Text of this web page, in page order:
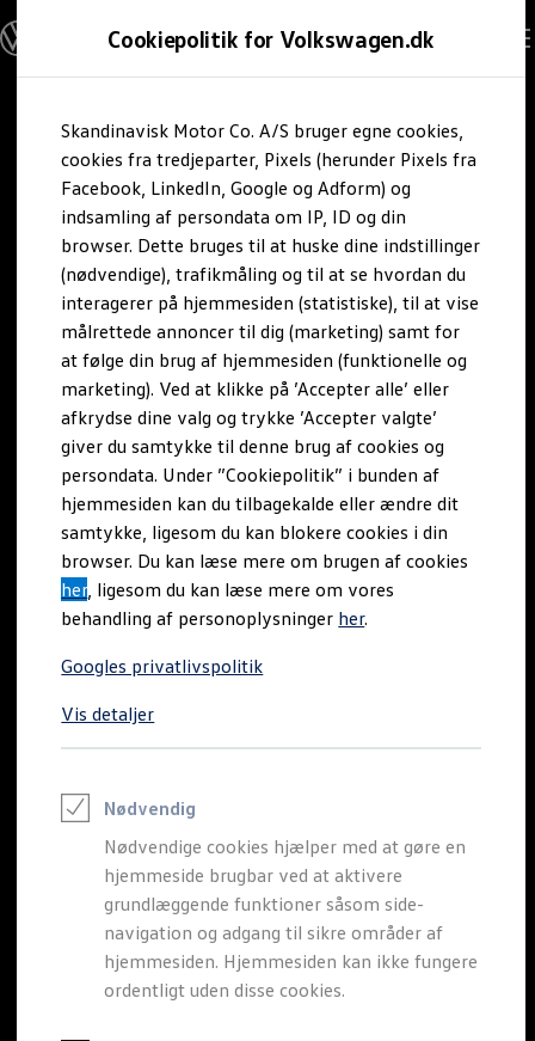
Cookiepolitik for Volkswagen.dk
Skandinavisk Motor Co. A/S bruger egne cookies,
cookies fra tredjeparter, Pixels (herunder Pixels fra
Facebook, LinkedIn, Google og Adform) og
indsamling af persondata om IP, ID og din
browser. Dette bruges til at huske dine indstillinger
(nødvendige), trafikmåling og til at se hvordan du
interagerer på hjemmesiden (statistiske), til at vise
målrettede annoncer til dig (marketing) samt for
at følge din brug af hjemmesiden (funktionelle og
marketing). Ved at klikke på ’Accepter alle’ eller
afkrydse dine valg og trykke ’Accepter valgte’
giver du samtykke til denne brug af cookies og
persondata. Under ”Cookiepolitik” i bunden af
hjemmesiden kan du tilbagekalde eller ændre dit
samtykke, ligesom du kan blokere cookies i din
browser. Du kan læse mere om brugen af cookies
her, ligesom du kan læse mere om vores
behandling af personoplysninger her.
Googles privatlivspolitik
Vis detaljer
Nødvendig
Nødvendige cookies hjælper med at gøre en
hjemmeside brugbar ved at aktivere
grundlæggende funktioner såsom side-
navigation og adgang til sikre områder af
hjemmesiden. Hjemmesiden kan ikke fungere
ordentligt uden disse cookies.
hovedindhold
footer
Modeller og konfigurator
Byg din Volkswagen
Alle modeller
Kend din Volkswagen
Erhvervsbiler
Værktøjskassen
ConnectedFleet
Service
California on Tour app
Elektriske biler
Elbiler
ID. Polo
ID. Cross
ID.3 Neo
ID.4
ID.5
ID.7
ID.7 Tourer
ID. Buzz
Konceptbiler
ID. EVERY1
ID. 2all & ID. GTI
Varebiler på el
Elektromobilitet i dagligdagen
Eldrevne modeller
ID. Buzz Cargo
Opladning og Rækkevidde
Opladning med Clever
Opladning med Clever - Erhvervsbiler
Udregn din rækkevidde
Lær din ID. at kende
Varmepumpe
Energieffektivitet
Teaser Battery Regulation
Software og konnektivitet
ID. Software 6.0
ID.- softwareversioner og opdateringer
Grænseflader til din ID.
Køb og leasing
Lagerbiler til hurtig levering